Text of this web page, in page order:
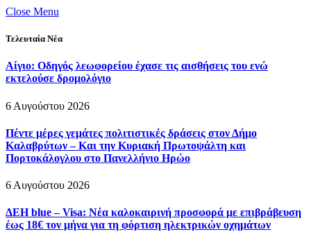
Close Menu
Τελευταία Νέα
Αίγιο: Οδηγός λεωφορείου έχασε τις αισθήσεις του ενώ
εκτελούσε δρομολόγιο
6 Αυγούστου 2026
Πέντε μέρες γεμάτες πολιτιστικές δράσεις στον Δήμο
Καλαβρύτων – Και την Κυριακή Πρωτοψάλτη και
Πορτοκάλογλου στο Πανελλήνιο Ηρώο
6 Αυγούστου 2026
ΔΕΗ blue – Visa: Νέα καλοκαιρινή προσφορά με επιβράβευση
έως 18€ τον μήνα για τη φόρτιση ηλεκτρικών οχημάτων